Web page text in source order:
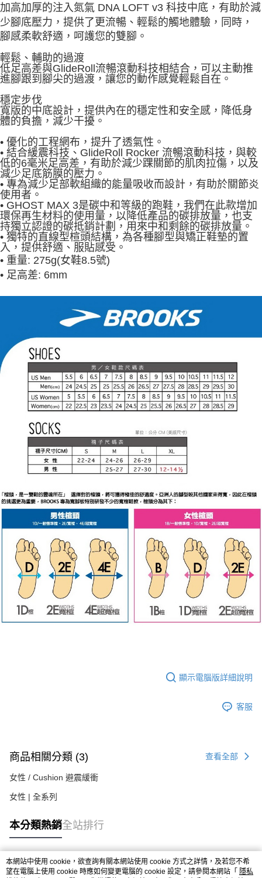
加高加厚的注入氮氣 DNA LOFT v3 科技中底，有助於減
少腳底壓力，提供了更流暢、輕鬆的觸地體驗，同時，
腳感柔軟舒適，呵護您的雙腳。
輕鬆、輔助的過渡
低足高差與GlideRoll流暢滾動科技相結合，可以主動推
進腳跟到腳尖的過渡，讓您的動作感覺輕鬆自在。
穩定步伐
寬版的中底設計，提供內在的穩定性和安全感，降低身
體的負擔，減少干擾。
• 優化的工程網布，提升了透氣性。
• 結合緩震科技、GlideRoll Rocker 流暢滾動科技，與較
低的6毫米足高差，有助於減少踝關節的肌肉拉傷，以及
減少足底筋膜的壓力。
• 專為減少足部軟組織的能量吸收而設計，有助於關節炎
使用者。
• GHOST MAX 3是碳中和等級的跑鞋，我們在此款增加
環保再生材料的使用量，以降低產品的碳排放量，也支
持獨立認證的碳抵銷計劃，用來中和剩餘的碳排放量。
• 獨特的直線型楦頭結構，為各種腳型與矯正鞋墊的置
入，提供舒適、服貼感受。
• 重量: 275g(女鞋8.5號)
• 足高差: 6mm
顯示電腦版詳細說明
客服
商品相關分類 (3) 查看全部
女性 / Cushion 避震緩衝
女性 | 全系列
本分類熱銷全站排行
熱門標籤
本網站中使用 cookie，欲查詢有關本網站使用 cookie 方式之詳情，及若您不希
望在電腦上使用 cookie 時應如何變更電腦的 cookie 設定，請參閱本網站「 隱私